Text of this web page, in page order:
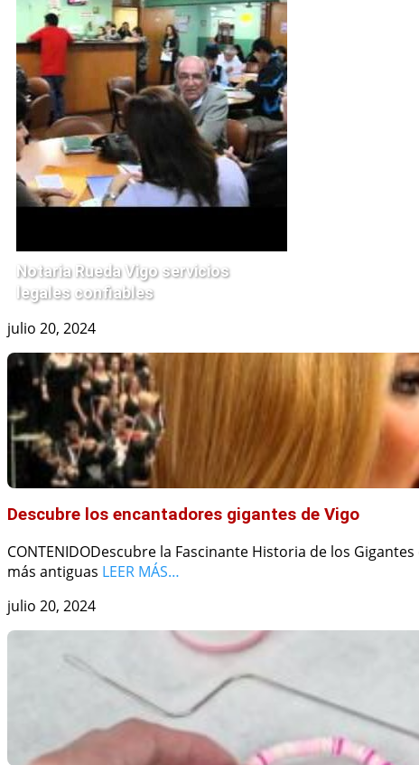
Notaria Rueda Vigo servicios
legales confiables
julio 20, 2024
Descubre los encantadores gigantes de Vigo
CONTENIDODescubre la Fascinante Historia de los
más antiguas LEER MÁS…
julio 20, 2024